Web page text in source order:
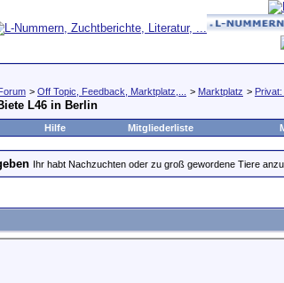
> Off Topic, Feedback, Marktplatz,... > Marktplatz >
L46 in Berlin
Hilfe Mitgliederliste
Ihr habt Nachzuchten oder zu groß gewordene Tiere